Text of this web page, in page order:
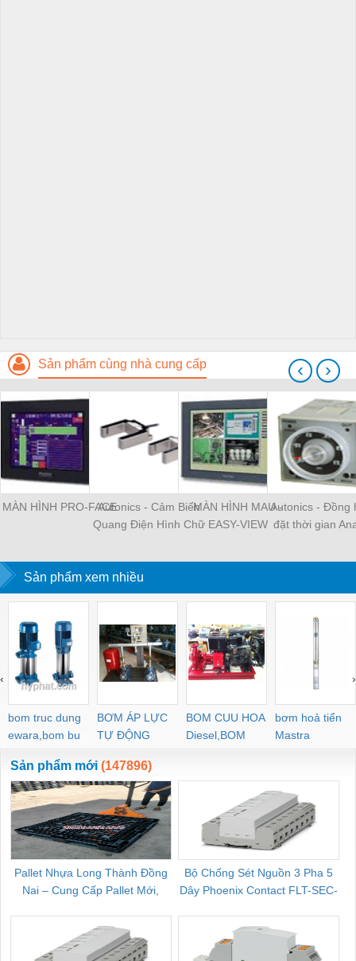
Sản phẩm cùng nhà cung cấp
MÀN HÌNH PRO-FACEAutonics - Cảm Biến
Quang Điện Hình Chữ
MÀN HÌNH MAU -
EASY-VIEW
Autonics - Đồng
đặt thời gian
‹ ›
Sản phẩm xem nhiều
bom truc dung
ewara,bom bu
ewara
BƠM ÁP LỰC
TỰ ĐỘNG
BOM CUU HOA
Diesel,BOM
CHUA CHAY
bơm hoả tiển
Mastra
‹ ›
Sản phẩm mới (147896)
Pallet Nhựa Long Thành Đồng
Nai – Cung Cấp Pallet Mới,
Bộ Chống Sét Nguồn 3 Pha 5
Dây Phoenix Contact FLT-SEC-